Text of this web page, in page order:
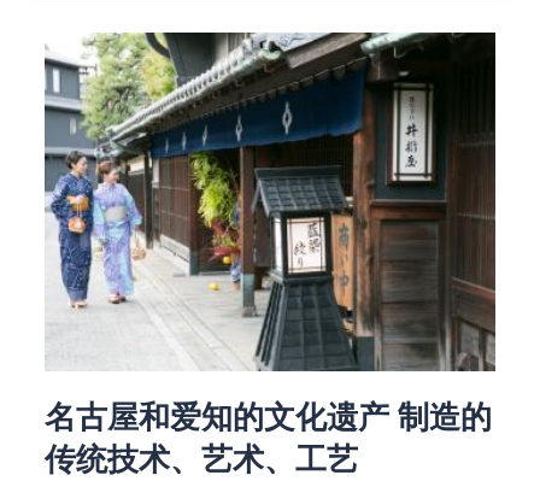
名古屋和爱知的文化遗产 制造的
传统技术、艺术、工艺